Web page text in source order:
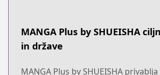
MANGA Plus by SHUEISHA
in države
MANGA Plus by SHUEISHA